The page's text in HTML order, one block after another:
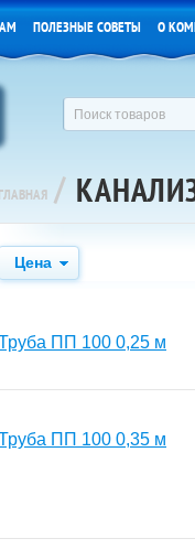
ПОЛЕЗНЫЕ СОВЕТЫ О
ГЛАВНАЯ /
Цена
ПП 100 0,25 м
ПП 100 0,35 м